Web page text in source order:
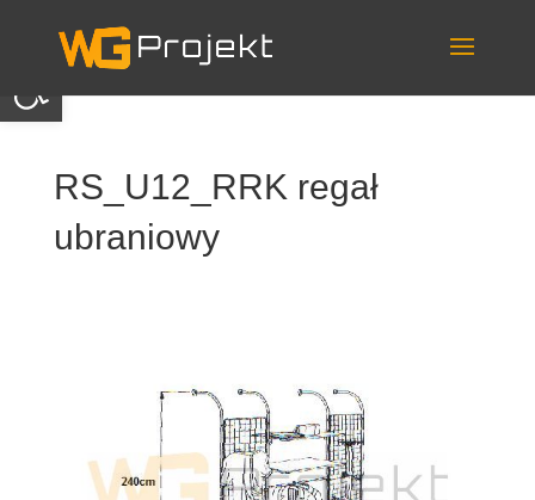
Otwórz pasek narzędzi
content
RS_U12_RRK regał
ubraniowy